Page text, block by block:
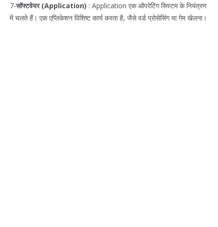
7-सॉफ्टवेयर (Application) : Application एक ऑपरेटिंग सिस्टम के नियंत्रण
में चलते हैं। एक एप्लिकेशन विशिष्ट कार्य करता है, जैसे वर्ड प्रोसेसिंग या गेम खेलना।